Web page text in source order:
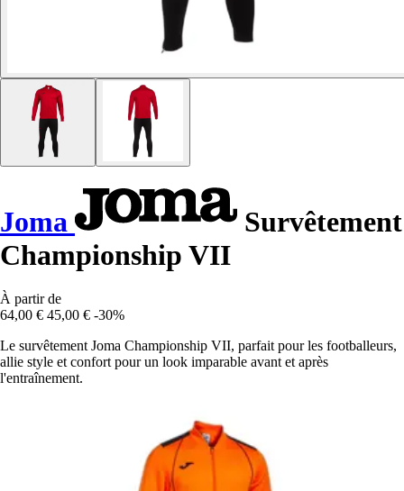
Joma
Survêtement
Championship VII
À partir de
64,00 € 45,00 € -30%
Le survêtement Joma Championship VII, parfait pour les footballeurs,
allie style et confort pour un look imparable avant et après
l'entraînement.